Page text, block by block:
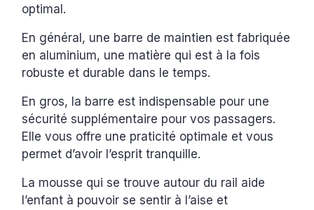
optimal.
En général, une barre de maintien est fabriquée
en aluminium, une matière qui est à la fois
robuste et durable dans le temps.
En gros, la barre est indispensable pour une
sécurité supplémentaire pour vos passagers.
Elle vous offre une praticité optimale et vous
permet d’avoir l’esprit tranquille.
La mousse qui se trouve autour du rail aide
l’enfant à pouvoir se sentir à l’aise et